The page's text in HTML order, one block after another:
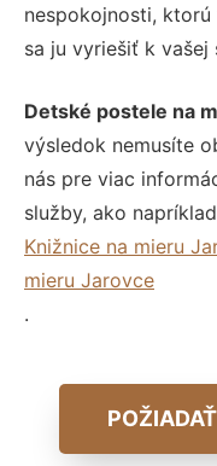
nespokojnosti,
sa ju vyriešiť k vašej
Detské postele na
výsledok nemusíte
nás pre viac
služby, ako napríklad
Knižnice na mieru
mieru Jarovce
.